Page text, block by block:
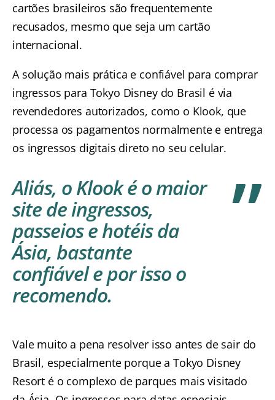
cartões brasileiros são frequentemente
recusados, mesmo que seja um cartão
internacional.
A solução mais prática e confiável para comprar
ingressos para Tokyo Disney do Brasil é via
revendedores autorizados, como o Klook, que
processa os pagamentos normalmente e entrega
os ingressos digitais direto no seu celular.
Aliás, oKlooké o maior
site de ingressos,
passeios e hotéis da
Ásia, bastante
confiável e por isso o
recomendo.
Vale muito a pena resolver isso antes de sair do
Brasil, especialmente porque a Tokyo Disney
Resort é o complexo de parques mais visitado